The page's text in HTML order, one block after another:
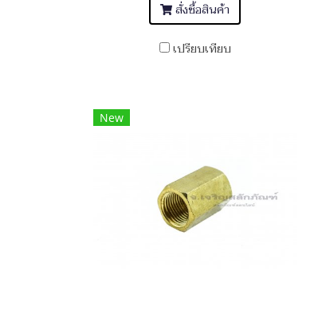
สั่งซื้อสินค้า
เปรียบเทียบ
New